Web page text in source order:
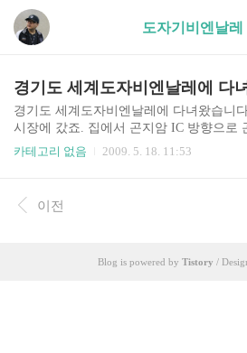
도자기비엔날레
경기도 세계도자비엔날레에 다
경기도 세계도자비엔날레에 다녀왔습니
시장에 갔죠. 집에서 곤지암 IC 방향으로
바로 나오네요. 오전에 비가 잠깐 와서인
판매하는곳도 둘러보고. 뒤쪽으로 올라
요. (산책 코스로 좋은듯) 경기도 중소기
카테고리 없음 2009. 5. 18. 11:53
이전
Blog is powered by Tistory /